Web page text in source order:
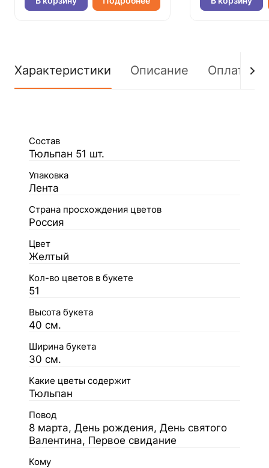
Характеристики Описание Оплата
Состав
Тюльпан 51 шт.
Упаковка
Лента
Страна просхождения цветов
Россия
Цвет
Желтый
Кол-во цветов в букете
51
Высота букета
40 см.
Ширина букета
30 см.
Какие цветы содержит
Тюльпан
Повод
8 марта, День рождения, День святого
Валентина, Первое свидание
Кому